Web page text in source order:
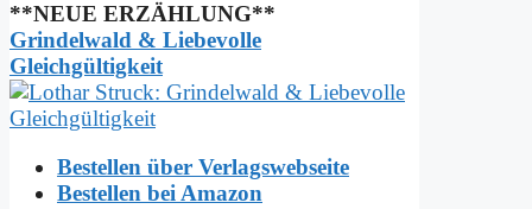
**NEUE ERZÄHLUNG**
Grindelwald & Liebevolle
Gleichgültigkeit
Bestellen über Verlagswebseite
Bestellen bei Amazon